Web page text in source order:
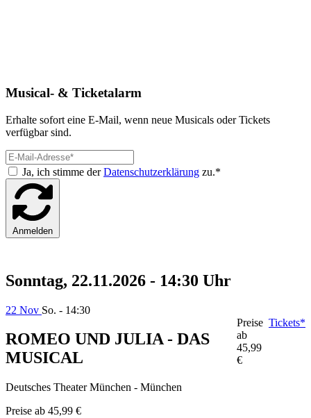
Musical- & Ticketalarm
Erhalte sofort eine E-Mail, wenn neue Musicals oder Tickets
verfügbar sind.
Ja, ich stimme derDatenschutzerklärung zu.*
Anmelden
Sonntag, 22.11.2026 - 14:30 Uhr
22 Nov So. - 14:30
ROMEO UND JULIA - DAS
MUSICAL
Deutsches Theater München - München
Preise ab 45,99 €
Preise
ab
45,99
€
Tickets*